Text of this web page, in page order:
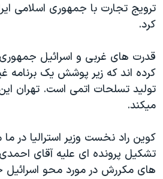
ترويج تجارت با جمهوری اسلامی
کرد.
قدرت های غربی و اسرائيل جمهوری
کرده اند که زير پوشش يک برنامه
توليد تسلحات اتمی است. تهران
ميکند.
کوين راد نخست وزير استراليا در ما
تشکيل پرونده ای عليه آقای
های مکررش در مورد محو اسرائيل